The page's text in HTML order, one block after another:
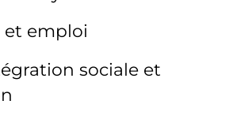
emploi
sociale et